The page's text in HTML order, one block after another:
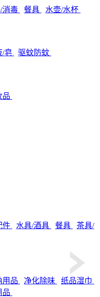
消毒 餐具 水壶/水杯
/皂 驱蚊防蚊
品
件 水具/酒具 餐具
茶具/
用品 净化除味
纸品湿巾
品